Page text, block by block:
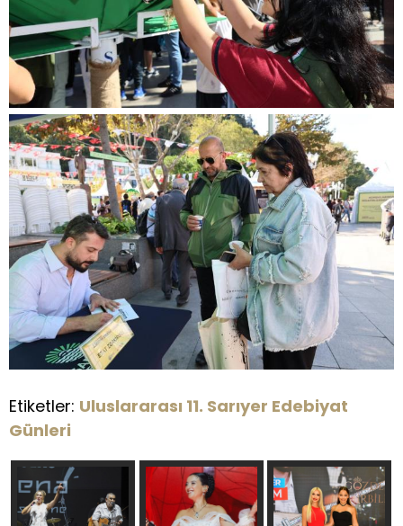
Etiketler: Uluslararası 11. Sarıyer Edebiyat
Günleri